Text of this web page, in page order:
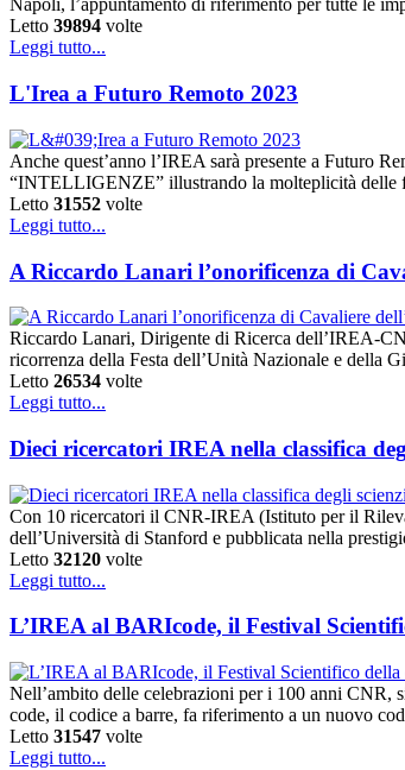
Napoli, l’appuntamento di riferimento per tutte le
Letto 39894 volte
Leggi tutto...
L'Irea a Futuro Remoto 2023
Anche quest’anno l’IREA sarà presente a Futuro
“INTELLIGENZE” illustrando la molteplicità delle
Letto 31552 volte
Leggi tutto...
A Riccardo Lanari l’onorificenza di
Riccardo Lanari, Dirigente di Ricerca dell’IREA-
ricorrenza della Festa dell’Unità Nazionale e della
Letto 26534 volte
Leggi tutto...
Dieci ricercatori IREA nella classifica
Con 10 ricercatori il CNR-IREA (Istituto per il
dell’Università di Stanford e pubblicata nella
Letto 32120 volte
Leggi tutto...
L’IREA al BARIcode, il Festival
Nell’ambito delle celebrazioni per i 100 anni CNR,
code, il codice a barre, fa riferimento a un nuovo
Letto 31547 volte
Leggi tutto...